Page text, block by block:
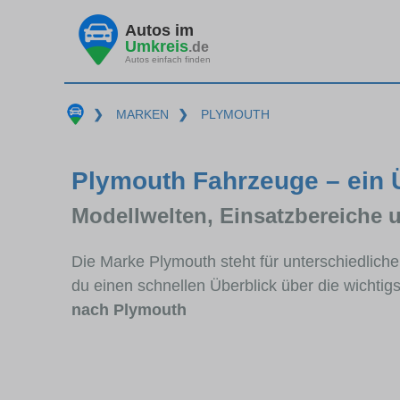
Autos im
Umkreis.de
Autos einfach finden
❯ MARKEN ❯ PLYMOUTH
Plymouth Fahrzeuge – ein
Modellwelten, Einsatzbereiche
Die Marke Plymouth steht für
du einen schnellen Überblick über die
nach Plymouth